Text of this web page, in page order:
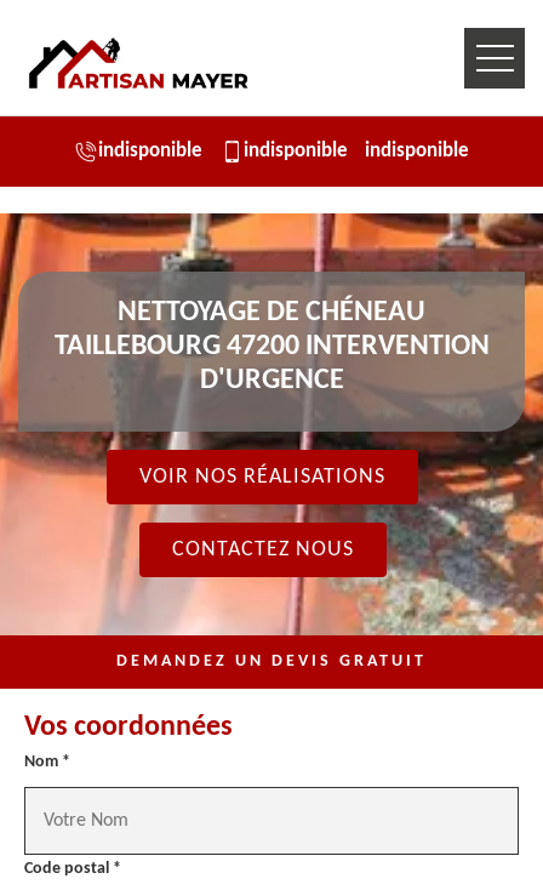
indisponible indisponible indisponible
NETTOYAGE DE CHÉNEAU
TAILLEBOURG 47200 INTERVENTION
D'URGENCE
VOIR NOS RÉALISATIONS
CONTACTEZ NOUS
DEMANDEZ UN DEVIS GRATUIT
Vos coordonnées
Nom *
Code postal *